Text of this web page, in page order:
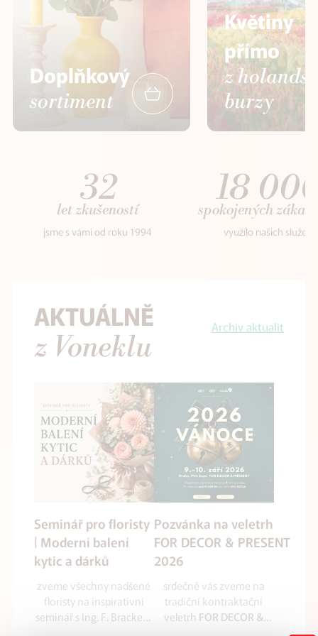
Doplňkový
sortiment
Květiny
přímo
z
burzy
32
let zkušeností
jsme s vámi od roku 1994
18
spokojených
využilo našich služeb
AKTUÁLNĚ
z Voneklu
Archiv aktualit
Seminář pro floristy
| Moderní balení
kytic a dárků
zveme všechny nadšené
floristy na inspirativní
seminář s Ing. F. Brackem
Pozvánka na veletrh
FOR DECOR & PRESENT
2026
srdečně vás zveme na
tradiční kontraktační
veletrh FOR DECOR &